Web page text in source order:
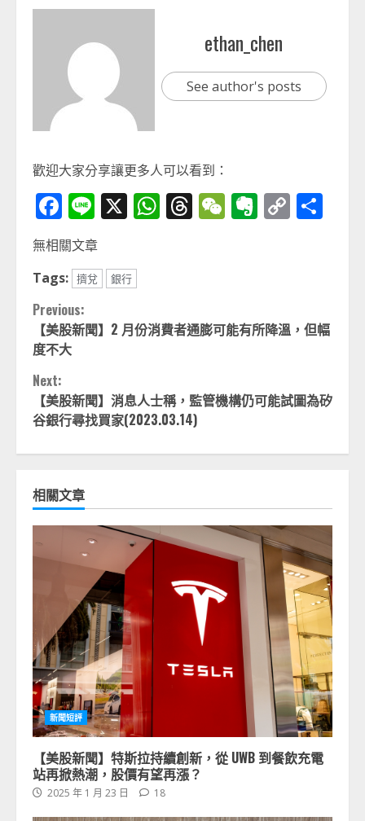
ethan_chen
See author's posts
歡迎大家分享讓更多人可以看到：
Facebook
Line
X WhatsApp
Threads
WeChat
Evernote
Copy
無相關文章
Tags: 擠兌 銀行
Continue
Reading
Previous:
【美股新聞】2 月份消費者通膨可能有所降溫，但幅
度不大
Next:
【美股新聞】消息人士稱，監管機構仍可能試圖為矽
谷銀行尋找買家(2023.03.14)
相關文章
新聞短評
【美股新聞】特斯拉持續創新，從 UWB 到餐飲充電
站再掀熱潮，股價有望再漲？
2025 年 1 月 23 日 18